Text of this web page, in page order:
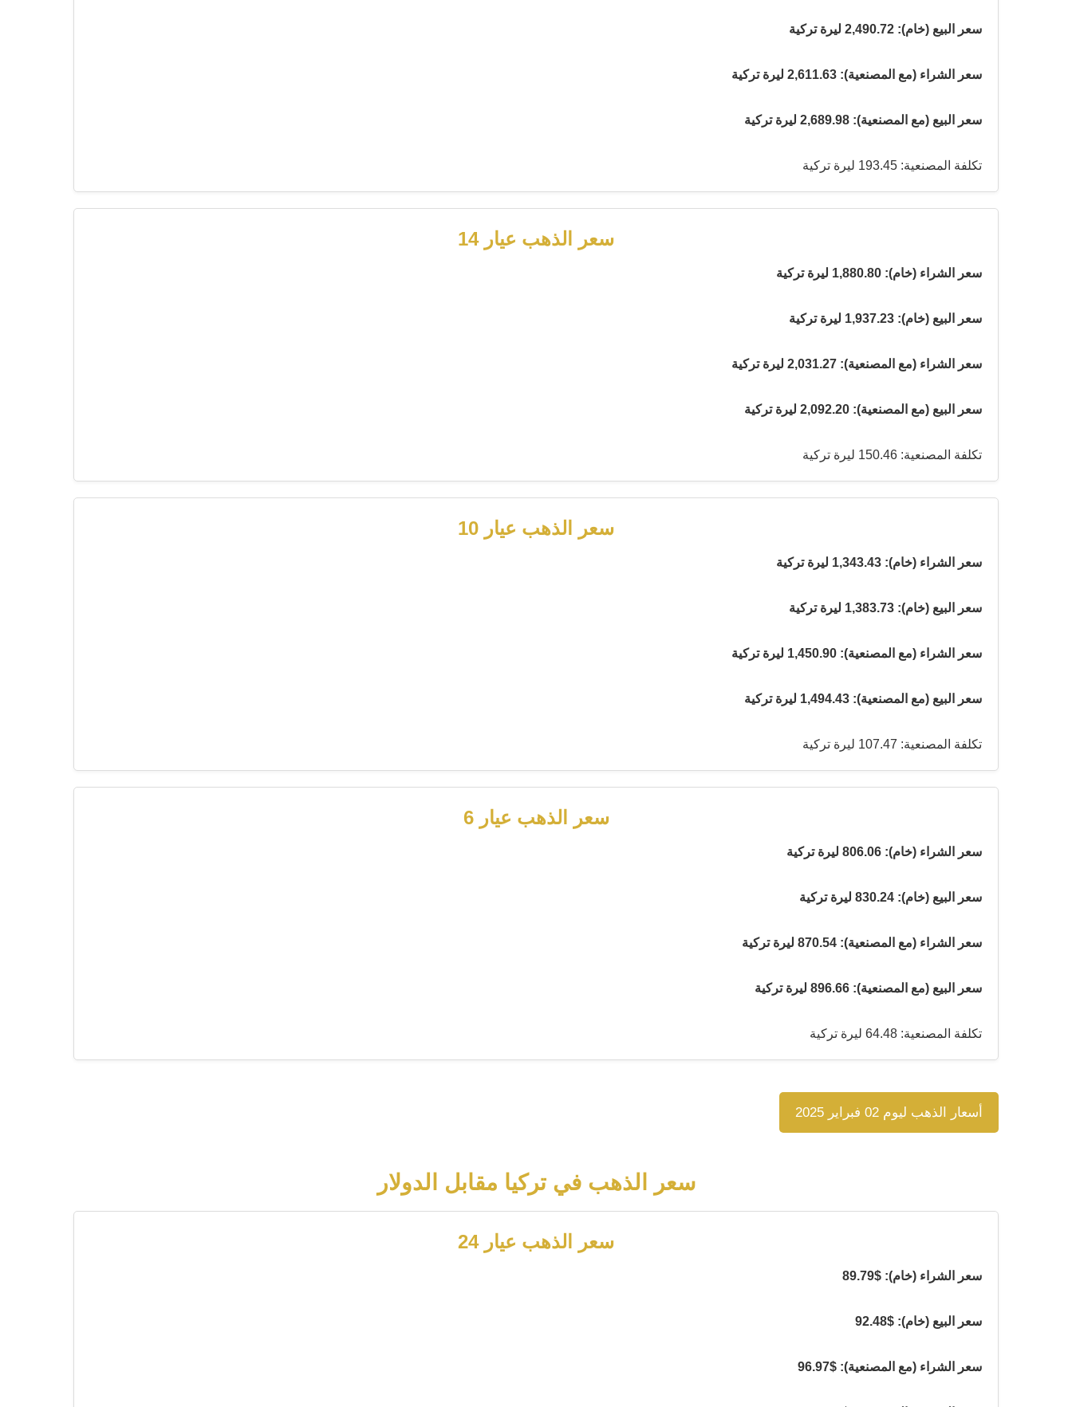
سعر البيع (خام): 2,490.72 ليرة تركية
سعر الشراء (مع المصنعية): 2,611.63 ليرة تركية
سعر البيع (مع المصنعية): 2,689.98 ليرة تركية
تكلفة المصنعية: 193.45 ليرة تركية
سعر الذهب عيار 14
سعر الشراء (خام): 1,880.80 ليرة تركية
سعر البيع (خام): 1,937.23 ليرة تركية
سعر الشراء (مع المصنعية): 2,031.27 ليرة تركية
سعر البيع (مع المصنعية): 2,092.20 ليرة تركية
تكلفة المصنعية: 150.46 ليرة تركية
سعر الذهب عيار 10
سعر الشراء (خام): 1,343.43 ليرة تركية
سعر البيع (خام): 1,383.73 ليرة تركية
سعر الشراء (مع المصنعية): 1,450.90 ليرة تركية
سعر البيع (مع المصنعية): 1,494.43 ليرة تركية
تكلفة المصنعية: 107.47 ليرة تركية
سعر الذهب عيار 6
سعر الشراء (خام): 806.06 ليرة تركية
سعر البيع (خام): 830.24 ليرة تركية
سعر الشراء (مع المصنعية): 870.54 ليرة تركية
سعر البيع (مع المصنعية): 896.66 ليرة تركية
تكلفة المصنعية: 64.48 ليرة تركية
أسعار الذهب ليوم 02 فبراير 2025
سعر الذهب في تركيا مقابل الدولار
سعر الذهب عيار 24
سعر الشراء (خام): $89.79
سعر البيع (خام): $92.48
سعر الشراء (مع المصنعية): $96.97